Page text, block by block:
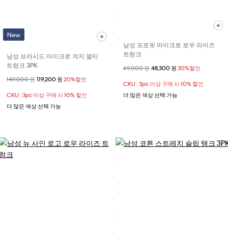
New
남성 브러시드 마이크로 져지 멀티
트렁크 3PK
할인 전 가격
149,000 원할인된 가격
119,200 원 20%할인
CKU : 3pc 이상 구매 시 10% 할인
더 많은 색상 선택 가능
남성 프로핏 마이크로 로우 라이즈
트렁크
할인 전 가격
69,000 원할인된 가격
48,300 원 30%할인
CKU : 3pc 이상 구매 시 10% 할인
더 많은 색상 선택 가능